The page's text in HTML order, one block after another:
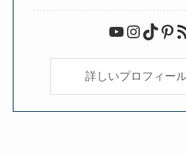
YouTube Instagram TikTok Pinterest RSS
詳しいプロフィー